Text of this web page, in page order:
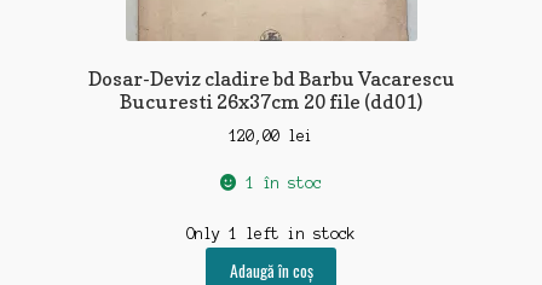
Dosar-Deviz cladire bd Barbu Vacarescu
Bucuresti 26x37cm 20 file (dd01)
120,00 lei
1 în stoc
Only 1 left in stock
Adaugă în coș